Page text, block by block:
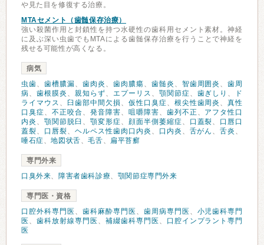
や見た目を修復する治療。
MTAセメント（歯髄保存治療）
強い殺菌作用と封鎖性を持つ水硬性の歯科用セメント素材。神経
に及ぶ深い虫歯でもMTAによる歯髄保存治療を行うことで神経を
残せる可能性が高くなる。
病気
虫歯、 歯槽膿漏、 歯肉炎 、 歯肉膿瘍、 歯髄炎 、 智歯周囲炎 、歯周
病、 歯根膜炎 、 親知らず、 エプーリス 、 顎関節症、 歯ぎしり 、
ド
ライマウス 、 臼歯部中間欠損 、 仮性口臭症、 根尖性歯周炎 、真性
口臭症、 不正咬合、 発音障害、 咀嚼障害、 歯列不正 、 アフタ性口
内炎 、 顎関節脱臼 、 顎変形症、 顔面半側萎縮症、 口蓋裂、 口唇口
蓋裂、 口唇裂、 ヘルペス性歯肉口内炎 、 口内炎 、 舌がん 、舌炎 、
唾石症、地図状舌、毛舌、 扁平苔癬
専門外来
口臭外来、 障害者歯科診療、 顎関節症専門外来
専門医・資格
口腔外科専門医 、 歯科麻酔専門医 、 歯周病専門医 、 小児歯科専門
医 、 歯科放射線専門医 、 補綴歯科専門医 、 口腔インプラント専門
医